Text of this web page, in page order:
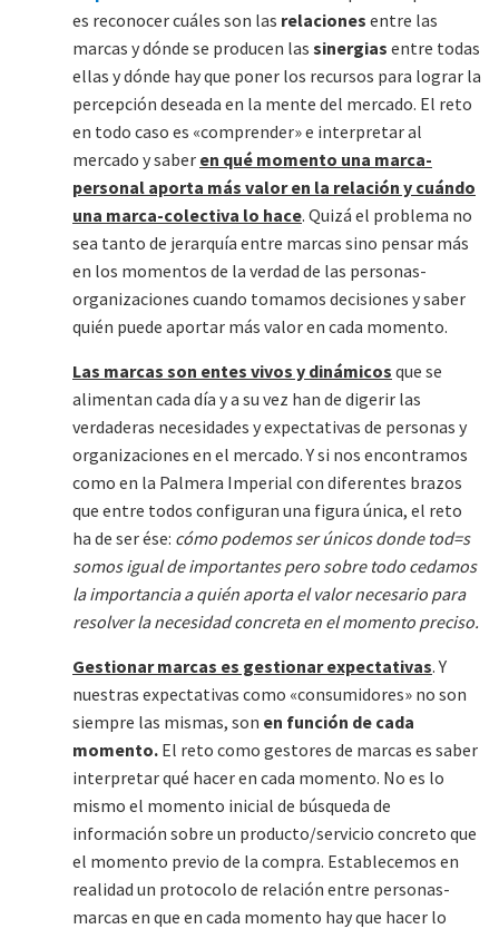
es reconocer cuáles son las relaciones entre las
marcas y dónde se producen las sinergias entre todas
ellas y dónde hay que poner los recursos para lograr la
percepción deseada en la mente del mercado. El reto
en todo caso es «comprender» e interpretar al
mercado y saber en qué momento una marca-
personal aporta más valor en la relación y cuándo
una marca-colectiva lo hace. Quizá el problema no
sea tanto de jerarquía entre marcas sino pensar más
en los momentos de la verdad de las personas-
organizaciones cuando tomamos decisiones y saber
quién puede aportar más valor en cada momento.
Las marcas son entes vivos y dinámicos que se
alimentan cada día y a su vez han de digerir las
verdaderas necesidades y expectativas de personas y
organizaciones en el mercado. Y si nos encontramos
como en la Palmera Imperial con diferentes brazos
que entre todos configuran una figura única, el reto
ha de ser ése: cómo podemos ser únicos donde tod=s
somos igual de importantes pero sobre todo cedamos
la importancia a quién aporta el valor necesario para
resolver la necesidad concreta en el momento preciso.
Gestionar marcas es gestionar expectativas. Y
nuestras expectativas como «consumidores» no son
siempre las mismas, son en función de cada
momento. El reto como gestores de marcas es saber
interpretar qué hacer en cada momento. No es lo
mismo el momento inicial de búsqueda de
información sobre un producto/servicio concreto que
el momento previo de la compra. Establecemos en
realidad un protocolo de relación entre personas-
marcas en que en cada momento hay que hacer lo